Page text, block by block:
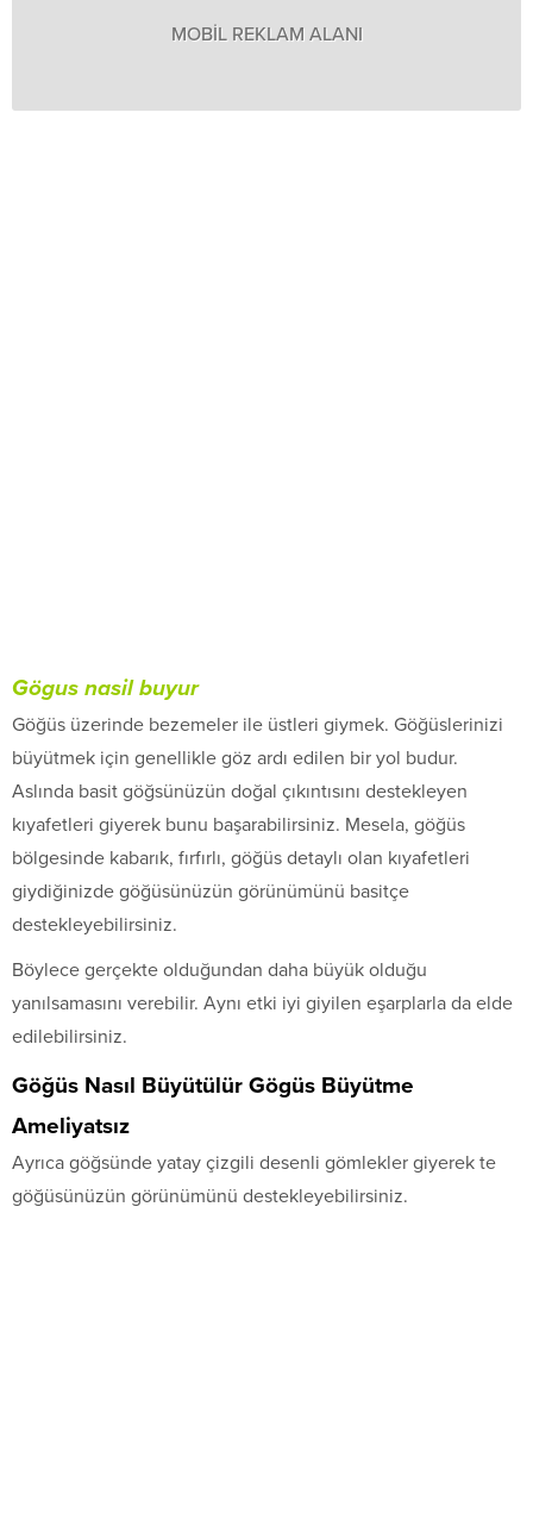
MOBİL REKLAM ALANI
Gögus nasil buyur
Göğüs üzerinde bezemeler ile üstleri giymek. Göğüslerinizi
büyütmek için genellikle göz ardı edilen bir yol budur.
Aslında basit göğsünüzün doğal çıkıntısını destekleyen
kıyafetleri giyerek bunu başarabilirsiniz. Mesela, göğüs
bölgesinde kabarık, fırfırlı, göğüs detaylı olan kıyafetleri
giydiğinizde göğüsünüzün görünümünü basitçe
destekleyebilirsiniz.
Böylece gerçekte olduğundan daha büyük olduğu
yanılsamasını verebilir. Aynı etki iyi giyilen eşarplarla da elde
edilebilirsiniz.
Göğüs Nasıl Büyütülür Gögüs Büyütme
Ameliyatsız
Ayrıca göğsünde yatay çizgili desenli gömlekler giyerek te
göğüsünüzün görünümünü destekleyebilirsiniz.